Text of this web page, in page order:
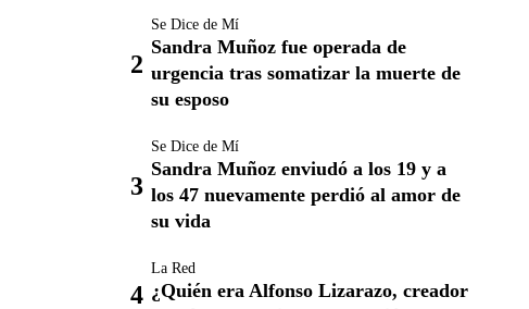
Se Dice de Mí
Sandra Muñoz fue operada de
urgencia tras somatizar la muerte de
su esposo
Se Dice de Mí
Sandra Muñoz enviudó a los 19 y a
los 47 nuevamente perdió al amor de
su vida
La Red
¿Quién era Alfonso Lizarazo, creador